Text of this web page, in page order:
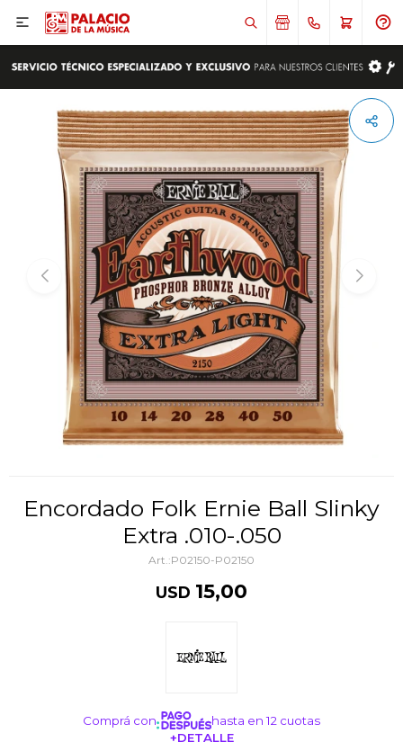

Encordado Folk Ernie Ball Slinky
Extra .010-.050
P02150-P02150
USD 15,00
Comprá con
hasta en 12 cuotas
+DETALLE
ENVIAR